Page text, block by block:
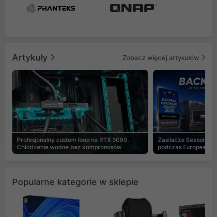
Artykuły Zobacz więcej artykułów
Profesjonalny custom loop na RTX 5090.
Chłodzenie wodne bez kompromisów
Zasilacze Seasonic
podczas European
Popularne kategorie w sklepie